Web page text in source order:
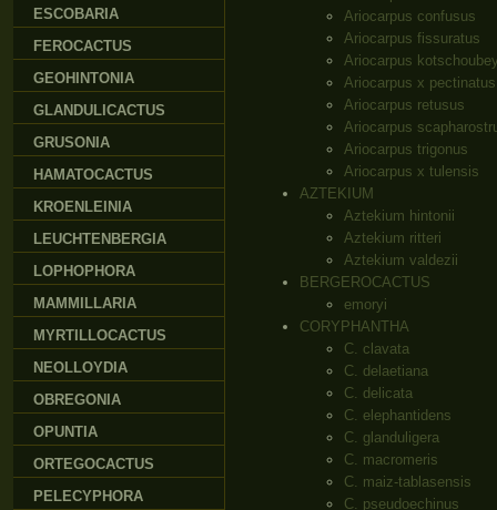
Ariocarpus confusus
Ariocarpus fissuratus
Ariocarpus
Ariocarpus x pectinatus
Ariocarpus retusus
Ariocarpus
Ariocarpus trigonus
Ariocarpus x tulensis
AZTEKIUM
Aztekium hintonii
Aztekium ritteri
Aztekium valdezii
BERGEROCACTUS
emoryi
CORYPHANTHA
C. clavata
C. delaetiana
C. delicata
C. elephantidens
C. glanduligera
C. macromeris
C. maiz-tablasensis
C. pseudoechinus
ESCOBARIA
FEROCACTUS
GEOHINTONIA
GLANDULICACTUS
GRUSONIA
HAMATOCACTUS
KROENLEINIA
LEUCHTENBERGIA
LOPHOPHORA
MAMMILLARIA
MYRTILLOCACTUS
NEOLLOYDIA
OBREGONIA
OPUNTIA
ORTEGOCACTUS
PELECYPHORA